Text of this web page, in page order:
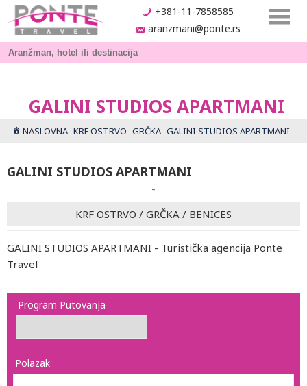
+381-11-7858585
aranzmani@ponte.rs
GALINI STUDIOS APARTMANI
NASLOVNA KRF OSTRVO GRČKA GALINI STUDIOS APARTMANI
GALINI STUDIOS APARTMANI
-
KRF OSTRVO / GRČKA / BENICES
GALINI STUDIOS APARTMANI - Turistička agencija Ponte
Travel
Program Putovanja
Polazak